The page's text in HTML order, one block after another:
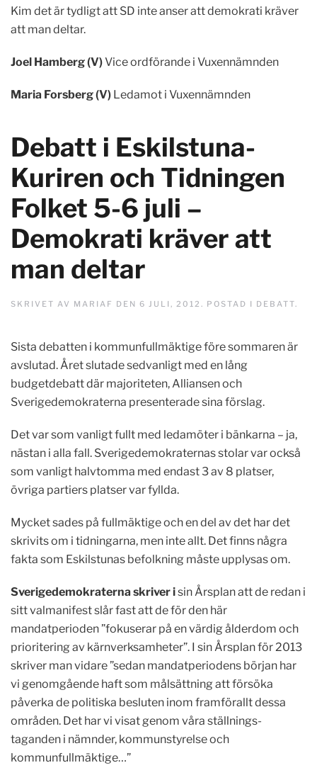
Kim det är tydligt att SD inte anser att demokrati kräver
att man deltar.
Joel Hamberg (V)Vice ordförande i Vuxennämnden
Maria Forsberg (V) Ledamot i Vuxennämnden
Debatt i Eskilstuna-
Kuriren och Tidningen
Folket 5-6 juli –
Demokrati kräver att
man deltar
SKRIVET AV MARIAF DEN 6 JULI, 2012 . POSTAD I DEBATT.
Sista debatten i kommunfullmäktige före sommaren är
avslutad. Året slutade sedvanligt med en lång
budgetdebatt där majoriteten, Alliansen och
Sverigedemokraterna presenterade sina förslag.
Det var som vanligt fullt med ledamöter i bänkarna – ja,
nästan i alla fall. Sverigedemokraternas stolar var också
som vanligt halvtomma med endast 3 av 8 platser,
övriga partiers platser var fyllda.
Mycket sades på fullmäktige och en del av det har det
skrivits om i tidningarna, men inte allt. Det finns några
fakta som Eskilstunas befolkning måste upplysas om.
Sverigedemokraterna skriver isin Årsplan att de redan i
sitt valmanifest slår fast att de för den här
mandatperioden ”fokuserar på en värdig ålderdom och
prioritering av kärnverksamheter”. I sin Årsplan för 2013
skriver man vidare ”sedan mandatperiodens början har
vi genomgående haft som målsättning att försöka
påverka de politiska besluten inom framförallt dessa
områden. Det har vi visat genom våra ställnings-
taganden i nämnder, kommunstyrelse och
kommunfullmäktige…”